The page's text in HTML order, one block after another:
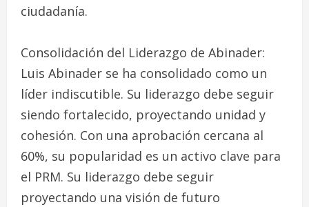
ciudadanía.
Consolidación del Liderazgo de Abinader:
Luis Abinader se ha consolidado como un
líder indiscutible. Su liderazgo debe seguir
siendo fortalecido, proyectando unidad y
cohesión. Con una aprobación cercana al
60%, su popularidad es un activo clave para
el PRM. Su liderazgo debe seguir
proyectando una visión de futuro